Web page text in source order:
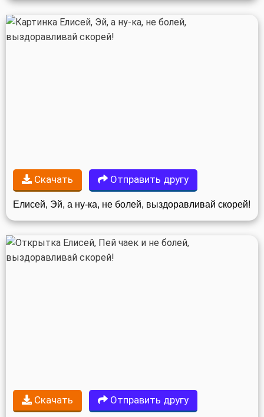
Скачать Отправить другу
Елисей, Эй, а ну-ка, не болей, выздоравливай скорей!
Скачать Отправить другу